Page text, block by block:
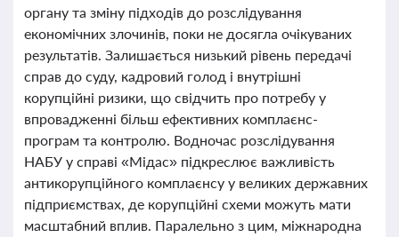
органу та зміну підходів до розслідування
економічних злочинів, поки не досягла очікуваних
результатів. Залишається низький рівень передачі
справ до суду, кадровий голод і внутрішні
корупційні ризики, що свідчить про потребу у
впровадженні більш ефективних комплаєнс-
програм та контролю. Водночас розслідування
НАБУ у справі «Мідас» підкреслює важливість
антикорупційного комплаєнсу у великих державних
підприємствах, де корупційні схеми можуть мати
масштабний вплив. Паралельно з цим, міжнародна